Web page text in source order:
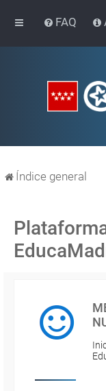
FAQ
Índice general